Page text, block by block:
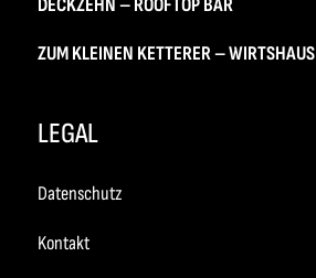
ZUM KLEINEN KETTERER – WIRTSHAUS
LEGAL
Datenschutz
Kontakt